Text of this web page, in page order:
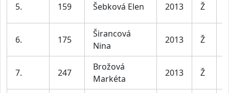
5. 159 Šebková Elen 2013 Ž
6. 175
Širancová
Nina
2013 Ž
7. 247
Brožová
Markéta
2013 Ž